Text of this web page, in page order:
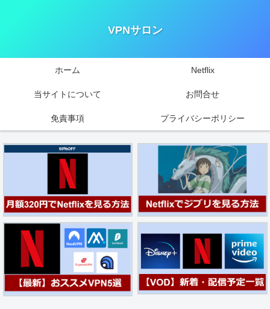
VPNサロン
ホーム Netflix
当サイトについて お問合せ
免責事項 プライバシーポリシー